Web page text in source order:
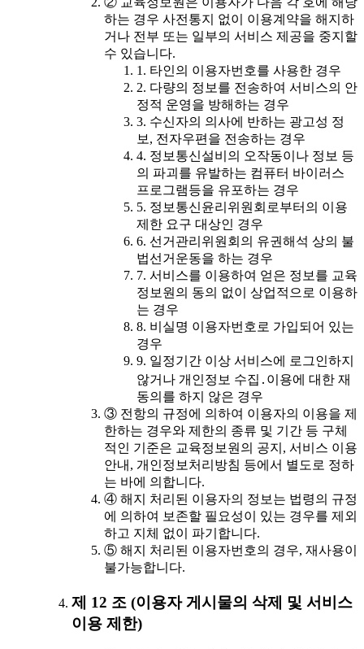
하는 경우 사전통지 없이 이용계약을 해지하
거나 전부 또는 일부의 서비스 제공을 중지할
수 있습니다.
1. 타인의 이용자번호를 사용한 경우
2. 다량의 정보를 전송하여 서비스의 안
정적 운영을 방해하는 경우
3. 수신자의 의사에 반하는 광고성 정
보, 전자우편을 전송하는 경우
4. 정보통신설비의 오작동이나 정보 등
의 파괴를 유발하는 컴퓨터 바이러스
프로그램등을 유포하는 경우
5. 정보통신윤리위원회로부터의 이용
제한 요구 대상인 경우
6. 선거관리위원회의 유권해석 상의 불
법선거운동을 하는 경우
7. 서비스를 이용하여 얻은 정보를 교육
정보원의 동의 없이 상업적으로 이용하
는 경우
8. 비실명 이용자번호로 가입되어 있는
경우
9. 일정기간 이상 서비스에 로그인하지
않거나 개인정보 수집․이용에 대한 재
동의를 하지 않은 경우
③ 전항의 규정에 의하여 이용자의 이용을 제
한하는 경우와 제한의 종류 및 기간 등 구체
적인 기준은 교육정보원의 공지, 서비스 이용
안내, 개인정보처리방침 등에서 별도로 정하
는 바에 의합니다.
④ 해지 처리된 이용자의 정보는 법령의 규정
에 의하여 보존할 필요성이 있는 경우를 제외
하고 지체 없이 파기합니다.
⑤ 해지 처리된 이용자번호의 경우, 재사용이
불가능합니다.
제 12 조 (이용자 게시물의 삭제 및 서비스
이용 제한)